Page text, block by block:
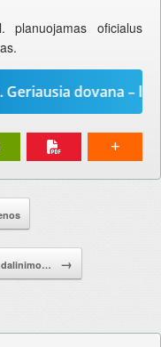
oficialus
dovana –
dalinimo… →